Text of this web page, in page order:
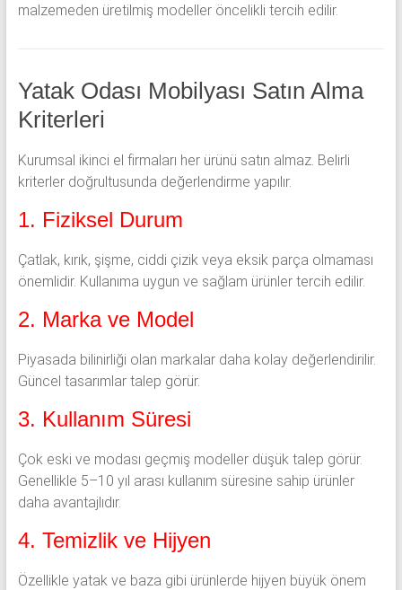
malzemeden üretilmiş modeller öncelikli tercih edilir.
Yatak Odası Mobilyası Satın Alma
Kriterleri
Kurumsal ikinci el firmaları her ürünü satın almaz. Belirli
kriterler doğrultusunda değerlendirme yapılır.
1. Fiziksel Durum
Çatlak, kırık, şişme, ciddi çizik veya eksik parça olmaması
önemlidir. Kullanıma uygun ve sağlam ürünler tercih edilir.
2. Marka ve Model
Piyasada bilinirliği olan markalar daha kolay değerlendirilir.
Güncel tasarımlar talep görür.
3. Kullanım Süresi
Çok eski ve modası geçmiş modeller düşük talep görür.
Genellikle 5–10 yıl arası kullanım süresine sahip ürünler
daha avantajlıdır.
4. Temizlik ve Hijyen
Özellikle yatak ve baza gibi ürünlerde hijyen büyük önem